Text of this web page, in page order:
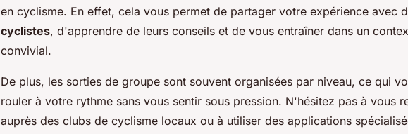
en cyclisme. En effet, cela vous permet de partager votre expérience avec
cyclistes, d'apprendre de leurs conseils et de vous entraîner dans un
convivial.
De plus, les sorties de groupe sont souvent organisées par niveau, ce qui
rouler à votre rythme sans vous sentir sous pression. N'hésitez pas à vous
auprès des clubs de cyclisme locaux ou à utiliser des applications